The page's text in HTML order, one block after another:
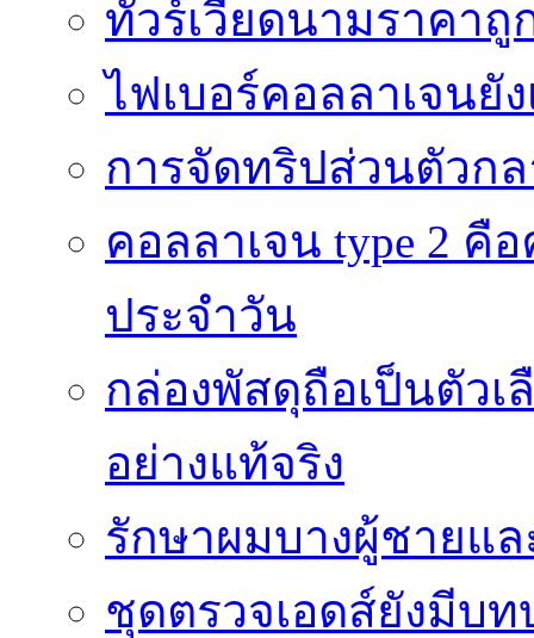
ทัวร์เวียดนามราคาถู
ไฟเบอร์คอลลาเจนยั
การจัดทริปส่วนตัวก
คอลลาเจน type 2
ประจำวัน
กล่องพัสดุถือเป็นตัว
อย่างแท้จริง
รักษาผมบางผู้ชายแ
ชุดตรวจเอดส์ยังมีบ